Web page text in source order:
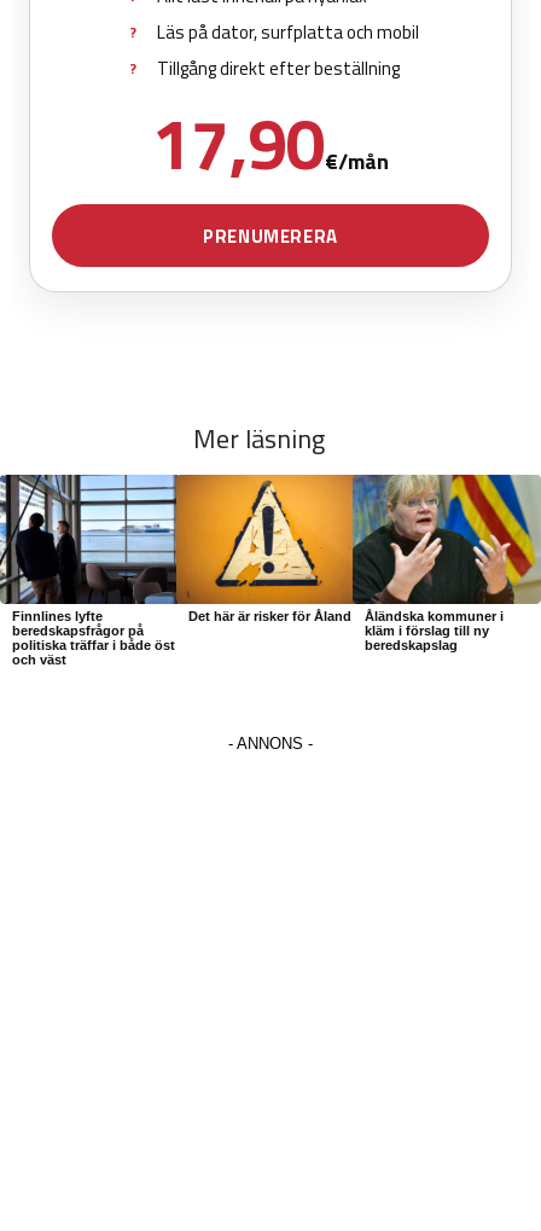
Mer läsning
Finnlines lyfte
beredskapsfrågor på
politiska träffar i både öst
och väst
Det här är risker för Åland
Åländska kommuner i
kläm i förslag till ny
beredskapslag